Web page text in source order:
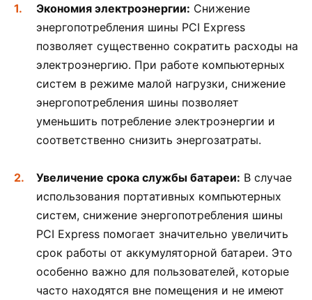
Экономия электроэнергии: Снижение
энергопотребления шины PCI Express
позволяет существенно сократить расходы на
электроэнергию. При работе компьютерных
систем в режиме малой нагрузки, снижение
энергопотребления шины позволяет
уменьшить потребление электроэнергии и
соответственно снизить энергозатраты.
Увеличение срока службы батареи: В случае
использования портативных компьютерных
систем, снижение энергопотребления шины
PCI Express помогает значительно увеличить
срок работы от аккумуляторной батареи. Это
особенно важно для пользователей, которые
часто находятся вне помещения и не имеют